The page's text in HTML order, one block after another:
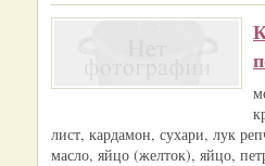
лист, кардамон, сухари, лук
масло, яйцо (желток), яйцо,